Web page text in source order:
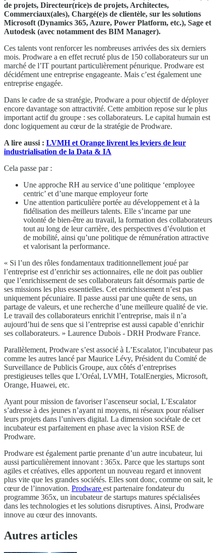
de projets, Directeur(rice)s de projets, Architectes,
Commerciaux(ales), Chargé(e)s de clientèle, sur les solutions
Microsoft (Dynamics 365, Azure, Power Platform, etc.), Sage et
Autodesk (avec notamment des BIM Manager).
Ces talents vont renforcer les nombreuses arrivées des six derniers
mois. Prodware a en effet recruté plus de 150 collaborateurs sur un
marché de l’IT pourtant particulièrement pénurique. Prodware est
décidément une entreprise engageante. Mais c’est également une
entreprise engagée.
Dans le cadre de sa stratégie, Prodware a pour objectif de déployer
encore davantage son attractivité. Cette ambition repose sur le plus
important actif du groupe : ses collaborateurs. Le capital humain est
donc logiquement au cœur de la stratégie de Prodware.
A lire aussi : LVMH et Orange livrent les leviers de leur
industrialisation de la Data & IA
Cela passe par :
Une approche RH au service d’une politique ‘employee
centric’ et d’une marque employeur forte
Une attention particulière portée au développement et à la
fidélisation des meilleurs talents. Elle s’incarne par une
volonté de bien-être au travail, la formation des collaborateurs
tout au long de leur carrière, des perspectives d’évolution et
de mobilité, ainsi qu’une politique de rémunération attractive
et valorisant la performance.
« Si l’un des rôles fondamentaux traditionnellement joué par
l’entreprise est d’enrichir ses actionnaires, elle ne doit pas oublier
que l’enrichissement de ses collaborateurs fait désormais partie de
ses missions les plus essentielles. Cet enrichissement n’est pas
uniquement pécuniaire. Il passe aussi par une quête de sens, un
partage de valeurs, et une recherche d’une meilleure qualité de vie.
Le travail des collaborateurs enrichit l’entreprise, mais il n’a
aujourd’hui de sens que si l’entreprise est aussi capable d’enrichir
ses collaborateurs. » Laurence Dubois - DRH Prodware France.
Parallèlement, Prodware s’est associé à L’Escalator, l’incubateur pas
comme les autres lancé par Maurice Lévy, Président du Comité de
Surveillance de Publicis Groupe, aux côtés d’entreprises
prestigieuses telles que L’Oréal, LVMH, TotalEnergies, Microsoft,
Orange, Huawei, etc.
Ayant pour mission de favoriser l’ascenseur social, L’Escalator
s’adresse à des jeunes n’ayant ni moyens, ni réseaux pour réaliser
leurs projets dans l’univers digital. La dimension sociétale de cet
incubateur est parfaitement en phase avec la vision RSE de
Prodware.
Prodware est également partie prenante d’un autre incubateur, lui
aussi particulièrement innovant : 365x. Parce que les startups sont
agiles et créatives, elles apportent un nouveau regard et innovent
plus vite que les grandes sociétés. Elles sont donc, comme on sait, le
cœur de l’innovation. Prodware est partenaire fondateur du
programme 365x, un incubateur de startups matures spécialisées
dans les technologies et les solutions disruptives. Ainsi, Prodware
innove au cœur des innovants.
Autres articles